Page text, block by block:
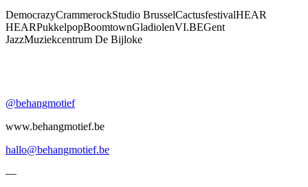
DemocrazyCrammerockStudio BrusselCactusfestivalHEAR
HEARPukkelpopBoomtownGladiolenVI.BEGent
JazzMuziekcentrum De Bijloke
@behangmotief
www.behangmotief.be
hallo@behangmotief.be
—